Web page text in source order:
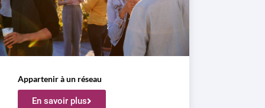
Appartenir à un réseau
En savoir plus